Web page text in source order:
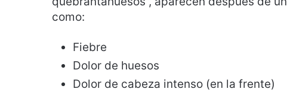
como:
Fiebre
Dolor de huesos
Dolor de cabeza intenso (en la frente)